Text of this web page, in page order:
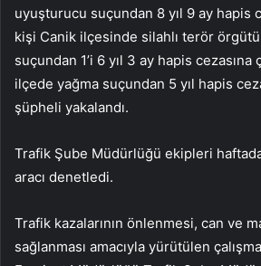
uyuşturucu suçundan 8 yıl 9 ay hapis
kişi Canik ilçesinde silahlı terör
suçundan 1’i 6 yıl 3 ay hapis cezasına
ilçede yağma suçundan 5 yıl hapis
şüpheli yakalandı.
Trafik Şube Müdürlüğü ekipleri
aracı denetledi.
Trafik kazalarının önlenmesi, can ve
sağlanması amacıyla yürütülen